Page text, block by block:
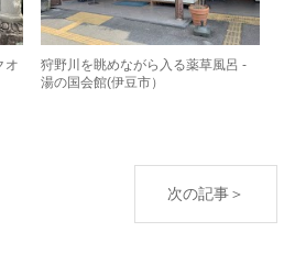
オ
狩野川を眺めながら入る薬草風呂 -
湯の国会館(伊豆市）
次の記事＞